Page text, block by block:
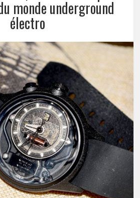
monde underground
électro